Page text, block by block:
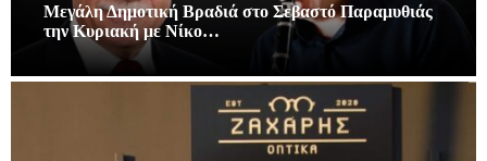
Μεγάλη Δημοτική Βραδιά στο Σεβαστό Παραμυθιάς
την Κυριακή με Νίκο…